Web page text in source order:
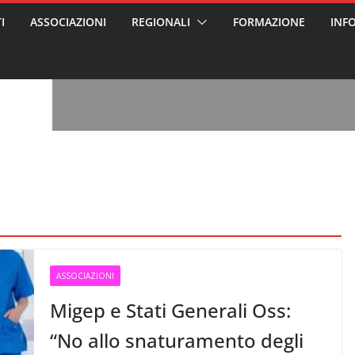
arrestato e
di riposo
Chi ci perde?
gli oss?”
degli
partecipazione
ASSOCIAZIONI REGIONALI FORMAZIONE
ASSOCIAZIONI
Migep e Stati Generali Oss:
“No allo snaturamento degli